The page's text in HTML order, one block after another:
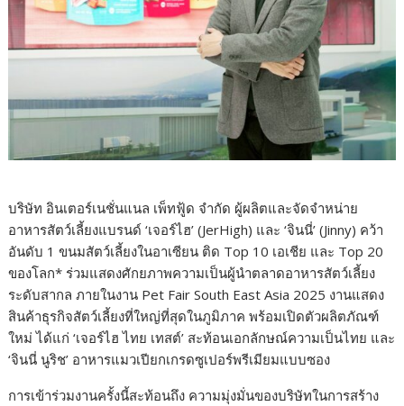
บริษัท อินเตอร์เนชั่นแนล เพ็ทฟู้ด จำกัด ผู้ผลิตและจัดจำหน่าย
อาหารสัตว์เลี้ยงแบรนด์ ‘เจอร์ไฮ’ (JerHigh) และ ‘จินนี่’ (Jinny) คว้า
อันดับ 1 ขนมสัตว์เลี้ยงในอาเซียน ติด Top 10 เอเชีย และ Top 20
ของโลก* ร่วมแสดงศักยภาพความเป็นผู้นำตลาดอาหารสัตว์เลี้ยง
ระดับสากล ภายในงาน Pet Fair South East Asia 2025 งานแสดง
สินค้าธุรกิจสัตว์เลี้ยงที่ใหญ่ที่สุดในภูมิภาค พร้อมเปิดตัวผลิตภัณฑ์
ใหม่ ได้แก่ ‘เจอร์ไฮ ไทย เทสต์’ สะท้อนเอกลักษณ์ความเป็นไทย และ
‘จินนี่ นูริช’ อาหารแมวเปียกเกรดซูเปอร์พรีเมียมแบบซอง
การเข้าร่วมงานครั้งนี้สะท้อนถึง ความมุ่งมั่นของบริษัทในการสร้าง